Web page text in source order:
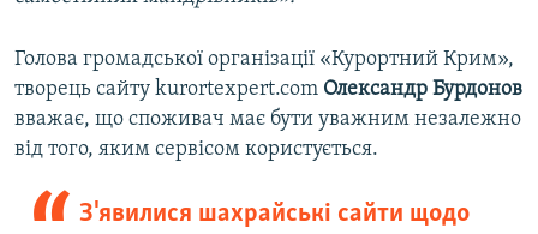
Голова громадської організації «Курортний Крим»,
творець сайту kurortexpert.com Олександр Бурдонов
вважає, що споживач має бути уважним незалежно
від того, яким сервісом користується.
З'явилися шахрайські сайти щодо